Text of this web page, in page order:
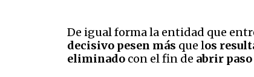
De igual forma la entidad que
decisivo pesen más que los
eliminado con el fin de abrir paso